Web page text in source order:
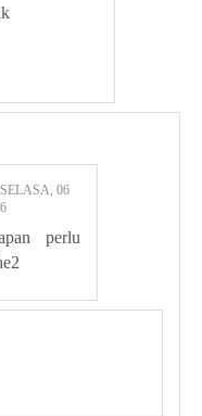
SELASA, 06
perlu